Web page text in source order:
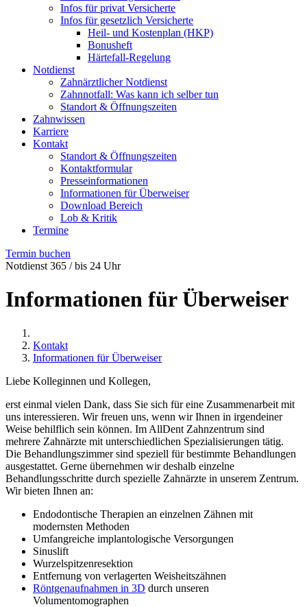
Infos für privat Versicherte
Infos für gesetzlich Versicherte
Heil- und Kostenplan (HKP)
Bonusheft
Härtefall-Regelung
Notdienst
Zahnärztlicher Notdienst
Zahnnotfall: Was kann ich selber tun
Standort & Öffnungszeiten
Zahnwissen
Karriere
Kontakt
Standort & Öffnungszeiten
Kontaktformular
Presseinformationen
Informationen für Überweiser
Download Bereich
Lob & Kritik
Termine
Termin buchen
Notdienst 365 / bis 24 Uhr
Informationen für Überweiser
Kontakt
Informationen für Überweiser
Liebe Kolleginnen und Kollegen,
erst einmal vielen Dank, dass Sie sich für eine Zusammenarbeit mit
uns interessieren. Wir freuen uns, wenn wir Ihnen in irgendeiner
Weise behilflich sein können. Im AllDent Zahnzentrum sind
mehrere Zahnärzte mit unterschiedlichen Spezialisierungen tätig.
Die Behandlungszimmer sind speziell für bestimmte Behandlungen
ausgestattet. Gerne übernehmen wir deshalb einzelne
Behandlungsschritte durch spezielle Zahnärzte in unserem Zentrum.
Wir bieten Ihnen an:
Endodontische Therapien an einzelnen Zähnen mit
modernsten Methoden
Umfangreiche implantologische Versorgungen
Sinuslift
Wurzelspitzenresektion
Entfernung von verlagerten Weisheitszähnen
Röntgenaufnahmen in 3D durch unseren
Volumentomographen